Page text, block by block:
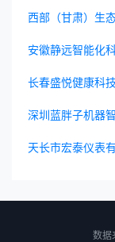
西部（甘肃）生
安徽静远智能化
长春盛悦健康科
深圳蓝胖子机器
天长市宏泰仪表
数据